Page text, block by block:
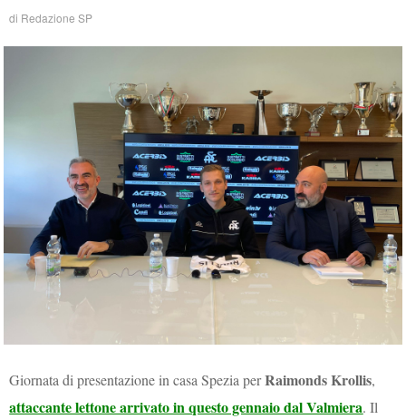
di Redazione SP
Giornata di presentazione in casa Spezia perRaimonds Krollis,
attaccante lettone arrivato in questo gennaio dal Valmiera. Il